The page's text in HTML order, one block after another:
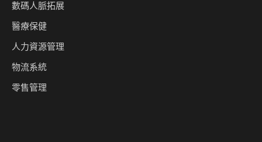
數碼人脈拓展
醫療保健
人力資源管理
物流系統
零售管理